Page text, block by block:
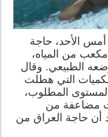
أمس الأحد، حاجة
100 مليار متر مكعب من المياه،
الطبيعي. وقال
التي هطلت
المطلوب،
مضاعفة من
أن حاجة العراق من